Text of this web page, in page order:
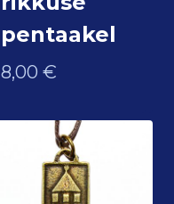
pentaakel
8,00 €